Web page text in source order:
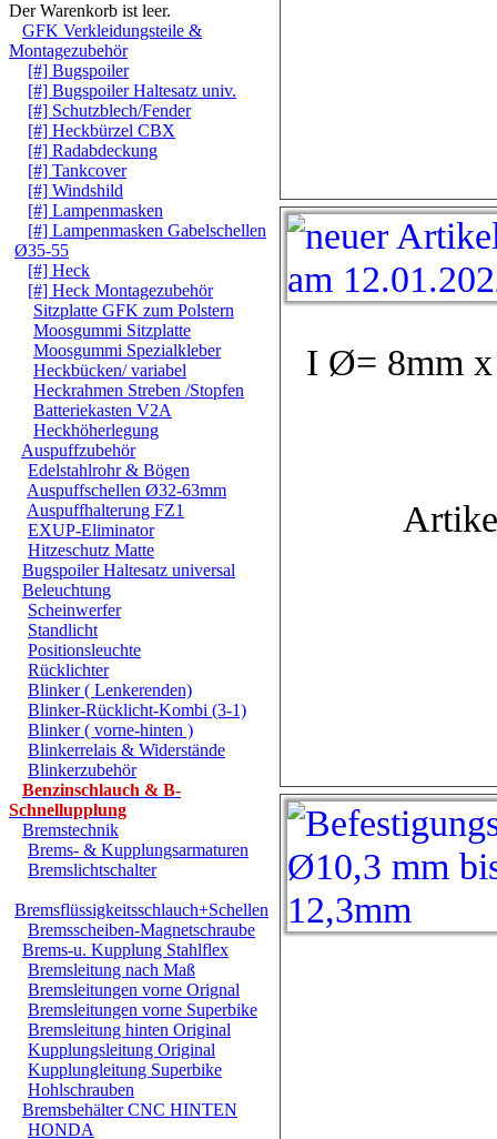
Der Warenkorb ist leer.
GFK Verkleidungsteile &
Montagezubehör
[#] Bugspoiler
[#] Bugspoiler Haltesatz univ.
[#] Schutzblech/Fender
[#] Heckbürzel CBX
[#] Radabdeckung
[#] Tankcover
[#] Windshild
[#] Lampenmasken
[#] Lampenmasken Gabelschellen
Ø35-55
[#] Heck
[#] Heck Montagezubehör
Sitzplatte GFK zum Polstern
Moosgummi Sitzplatte
Moosgummi Spezialkleber
Heckbücken/ variabel
Heckrahmen Streben /Stopfen
Batteriekasten V2A
Heckhöherlegung
Auspuffzubehör
Edelstahlrohr & Bögen
Auspuffschellen Ø32-63mm
Auspuffhalterung FZ1
EXUP-Eliminator
Hitzeschutz Matte
Bugspoiler Haltesatz universal
Beleuchtung
Scheinwerfer
Standlicht
Positionsleuchte
Rücklichter
Blinker ( Lenkerenden)
Blinker-Rücklicht-Kombi (3-1)
Blinker ( vorne-hinten )
Blinkerrelais & Widerstände
Blinkerzubehör
Benzinschlauch & B-
Schnellupplung
Bremstechnik
Brems- & Kupplungsarmaturen
Bremslichtschalter
Bremsflüssigkeitsschlauch+Schellen
Bremsscheiben-Magnetschraube
Brems-u. Kupplung Stahlflex
Bremsleitung nach Maß
Bremsleitungen vorne Orignal
Bremsleitungen vorne Superbike
Bremsleitung hinten Original
Kupplungsleitung Original
Kupplungleitung Superbike
Hohlschrauben
Bremsbehälter CNC HINTEN
HONDA
I Ø= 8mm x